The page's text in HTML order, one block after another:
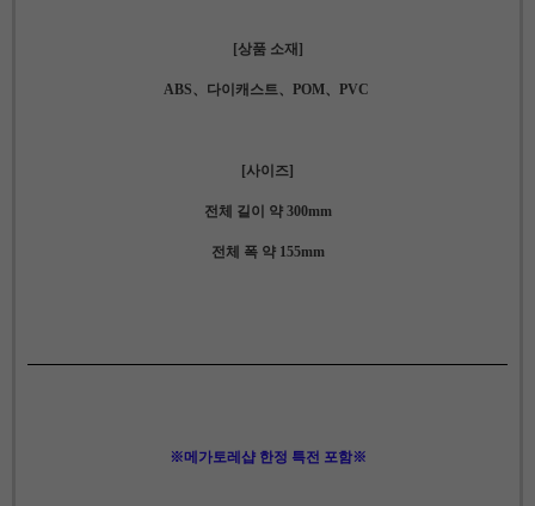
[상품 소재]
ABS、다이캐스트、POM、PVC
[사이즈]
전체 길이 약 300mm
전체 폭 약 155mm
※메가토레샵 한정 특전 포함※